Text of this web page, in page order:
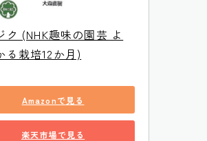
ク (NHK趣味の園芸 よ
る栽培12か月)
Amazonで見る
楽天市場で見る